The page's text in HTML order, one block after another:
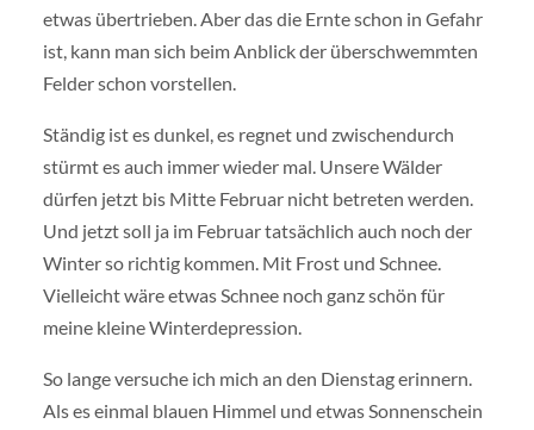
etwas übertrieben. Aber das die Ernte schon in Gefahr
ist, kann man sich beim Anblick der überschwemmten
Felder schon vorstellen.
Ständig ist es dunkel, es regnet und zwischendurch
stürmt es auch immer wieder mal. Unsere Wälder
dürfen jetzt bis Mitte Februar nicht betreten werden.
Und jetzt soll ja im Februar tatsächlich auch noch der
Winter so richtig kommen. Mit Frost und Schnee.
Vielleicht wäre etwas Schnee noch ganz schön für
meine kleine Winterdepression.
So lange versuche ich mich an den Dienstag erinnern.
Als es einmal blauen Himmel und etwas Sonnenschein